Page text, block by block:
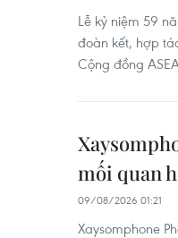
Lễ kỷ niệm 59
đoàn kết, hợp
Cộng đồng
mối quan
09/08/2026 01:21
Xaysomphone